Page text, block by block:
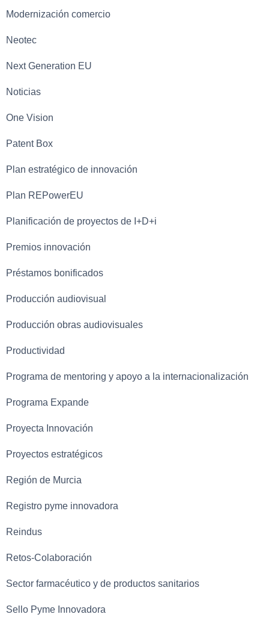
Modernización comercio
Neotec
Next Generation EU
Noticias
One Vision
Patent Box
Plan estratégico de innovación
Plan REPowerEU
Planificación de proyectos de I+D+i
Premios innovación
Préstamos bonificados
Producción audiovisual
Producción obras audiovisuales
Productividad
Programa de mentoring y apoyo a la internacionalización
Programa Expande
Proyecta Innovación
Proyectos estratégicos
Región de Murcia
Registro pyme innovadora
Reindus
Retos-Colaboración
Sector farmacéutico y de productos sanitarios
Sello Pyme Innovadora